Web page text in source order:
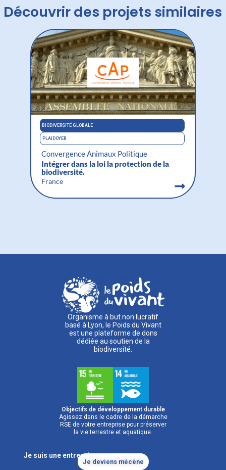
Découvrir des projets similaires
BIODIVERSITÉ GLOBALE
PLAIDOYER
Convergence Animaux Politique
Intégrer dans la loi la protection de la
biodiversité.
France
Organisme à but non lucratif
basé à Lyon, le Poids du Vivant
est une plateforme de dons
dédiée au soutien de la
biodiversité.
Objectifs de développement durable
Agissez dans le cadre de la démarche
RSE de votre entreprise pour préserver
la vie terrestre et aquatique.
Je suis une entreprise
Je deviens mécène